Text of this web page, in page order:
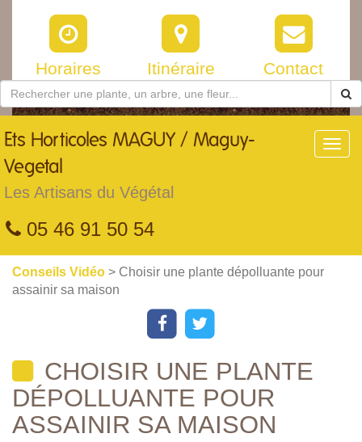
Horaires Itinéraire Contact
Ets Horticoles MAGUY / Maguy-
Vegetal
Les Artisans du Végétal
05 46 91 50 54
Conseils Vidéo > Choisir une plante dépolluante pour
assainir sa maison
CHOISIR UNE PLANTE
DÉPOLLUANTE POUR
ASSAINIR SA MAISON